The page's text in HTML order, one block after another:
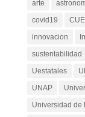
arte
covid19
innovacion
sustentabilidad
Uestatales
UNAP
Universidad de